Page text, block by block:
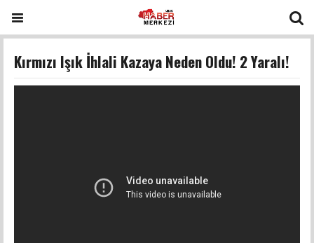
Kırmızı Işık İhlali Kazaya Neden Oldu! 2 Yaralı!